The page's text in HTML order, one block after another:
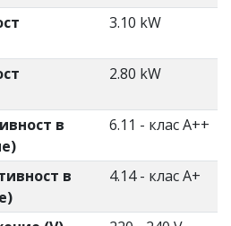
3.10 kW
2.80 kW
в
6.11 - клас А++
в
4.14 - клас А+